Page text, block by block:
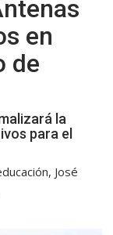
en
de
la
para el
José